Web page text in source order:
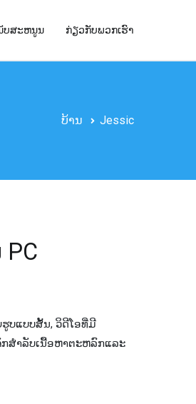
ບສະຫນູນ ກ່ຽວກັບພວກເຮົາ
ບ້ານ Jessic
ບແບບສັ້ນ, ວິດີໂອທີ່ມີ
ສໍາລັບເນື້ອຫາຕະຫລົກແລະ